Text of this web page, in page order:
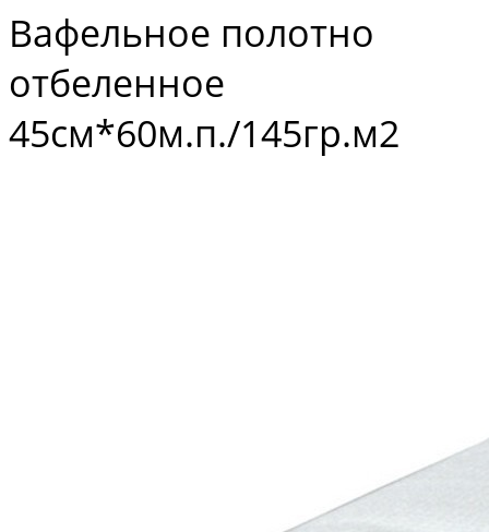
Вафельное полотно
отбеленное
45см*60м.п./145гр.м2